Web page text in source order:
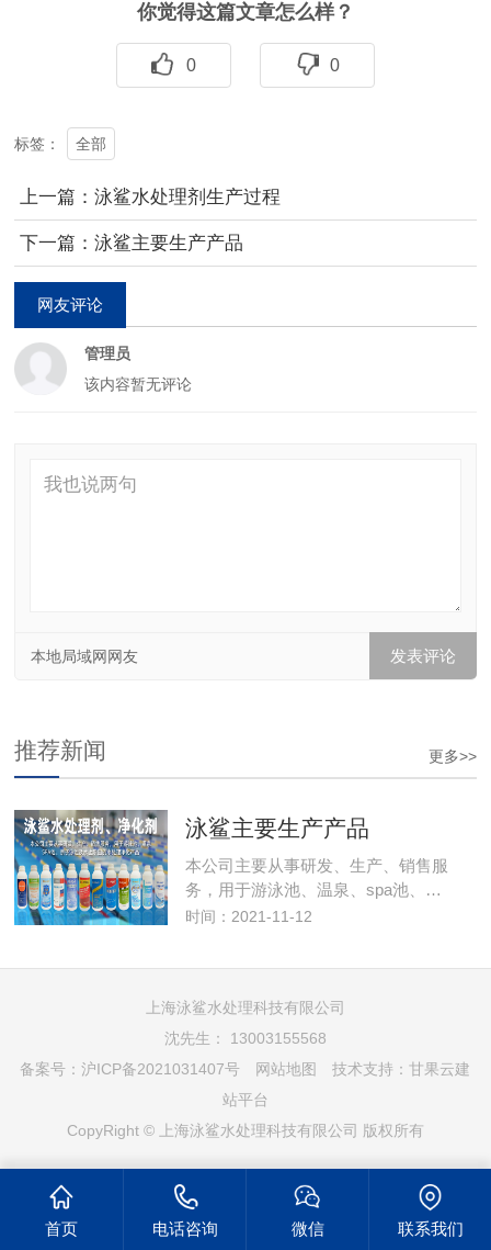
你觉得这篇文章怎么样？
0 0
标签： 全部
上一篇：泳鲨水处理剂生产过程
下一篇：泳鲨主要生产产品
网友评论
管理员
该内容暂无评论
本地局域网网友
更多>>
推荐新闻
泳鲨主要生产产品
本公司主要从事研发、生产、销售服
务，用于游泳池、温泉、spa池、…
时间：2021-11-12
上海泳鲨水处理科技有限公司
沈先生： 13003155568
备案号：沪ICP备2021031407号 网站地图 技术支持：甘果云建
站平台
CopyRight © 上海泳鲨水处理科技有限公司 版权所有
首页 电话咨询 微信 联系我们